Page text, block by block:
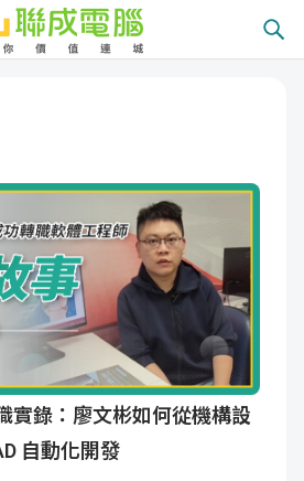
實錄：廖文彬如何從機構設
自動化開發